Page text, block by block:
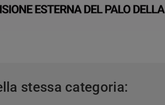
stessa categoria: